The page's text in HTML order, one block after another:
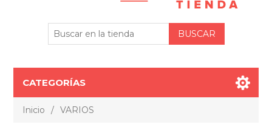
CATEGORÍAS
Inicio / VARIOS